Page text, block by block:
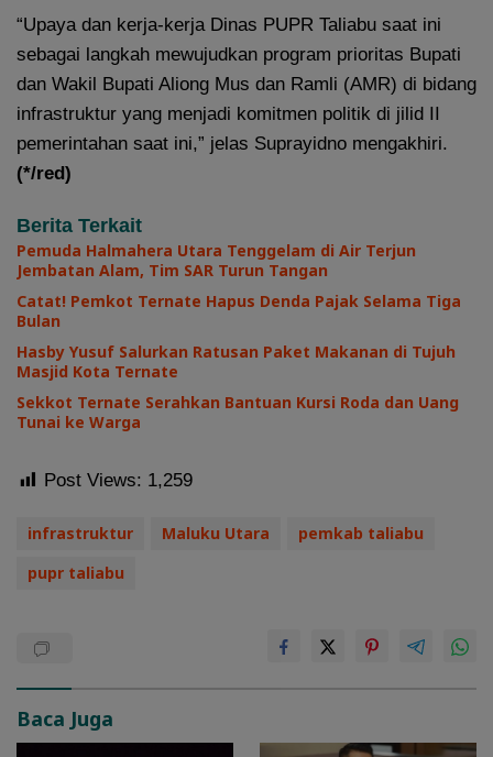
“Upaya dan kerja-kerja Dinas PUPR Taliabu saat ini
sebagai langkah mewujudkan program prioritas Bupati
dan Wakil Bupati Aliong Mus dan Ramli (AMR) di bidang
infrastruktur yang menjadi komitmen politik di jilid II
pemerintahan saat ini,” jelas Suprayidno mengakhiri.
(*/red)
Berita Terkait
Pemuda Halmahera Utara Tenggelam di Air Terjun
Jembatan Alam, Tim SAR Turun Tangan
Catat! Pemkot Ternate Hapus Denda Pajak Selama Tiga
Bulan
Hasby Yusuf Salurkan Ratusan Paket Makanan di Tujuh
Masjid Kota Ternate
Sekkot Ternate Serahkan Bantuan Kursi Roda dan Uang
Tunai ke Warga
Post Views: 1,259
infrastruktur Maluku Utara
pemkab taliabu
pupr taliabu
Baca Juga